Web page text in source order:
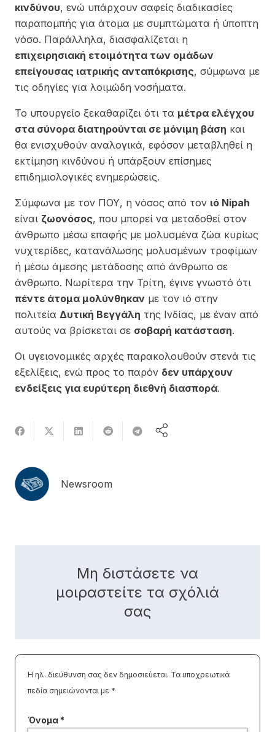
κινδύνου, ενώ υπάρχουν σαφείς διαδικασίες
παραπομπής για άτομα με συμπτώματα ή ύποπτη
νόσο. Παράλληλα, διασφαλίζεται η
επιχειρησιακή ετοιμότητα των ομάδων
επείγουσας ιατρικής ανταπόκρισης, σύμφωνα με
τις οδηγίες για λοιμώδη νοσήματα.
Το υπουργείο ξεκαθαρίζει ότι τα μέτρα ελέγχου
στα σύνορα διατηρούνται σε μόνιμη βάση και
θα ενισχυθούν αναλογικά, εφόσον μεταβληθεί η
εκτίμηση κινδύνου ή υπάρξουν επίσημες
επιδημιολογικές ενημερώσεις.
Σύμφωνα με τον ΠΟΥ, η νόσος από τον ιό Nipah
είναι ζωονόσος, που μπορεί να μεταδοθεί στον
άνθρωπο μέσω επαφής με μολυσμένα ζώα κυρίως
νυχτερίδες, κατανάλωσης μολυσμένων τροφίμων
ή μέσω άμεσης μετάδοσης από άνθρωπο σε
άνθρωπο. Νωρίτερα την Τρίτη, έγινε γνωστό ότι
πέντε άτομα μολύνθηκαν με τον ιό στην
πολιτεία Δυτική Βεγγάλη της Ινδίας, με έναν από
αυτούς να βρίσκεται σε σοβαρή κατάσταση.
Οι υγειονομικές αρχές παρακολουθούν στενά τις
εξελίξεις, ενώ προς το παρόν δεν υπάρχουν
ενδείξεις για ευρύτερη διεθνή διασπορά.
Newsroom
Μη διστάσετε να
μοιραστείτε τα σχόλιά
σας
Η ηλ. διεύθυνση σας δεν δημοσιεύεται. Τα υποχρεωτικά
πεδία σημειώνονται με *